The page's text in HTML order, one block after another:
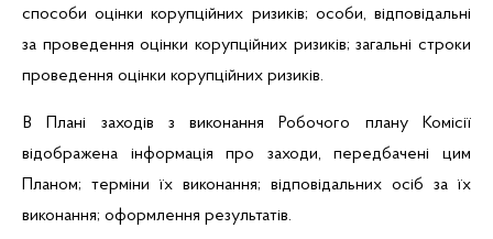
способи оцінки корупційних ризиків; особи, відповідальні
за проведення оцінки корупційних ризиків; загальні строки
проведення оцінки корупційних ризиків.
В Плані заходів з виконання Робочого плану Комісії
відображена інформація про заходи, передбачені цим
Планом; терміни їх виконання; відповідальних осіб за їх
виконання; оформлення результатів.